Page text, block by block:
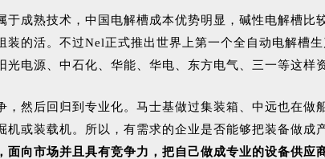
成熟技术， 中国电解槽成本优势明显，碱性电解槽比
的活。不过Nel正式推出世界上第一个全自动电解槽
电源、中石化、华能、华电、东方电气、三一等这样
然后回归到专业化。马士基做过集装箱、中远也在
或装载机。所以，有需求的企业是否能够把装备做成
向市场并且具有竞争力，把自己做成专业的设备供应商